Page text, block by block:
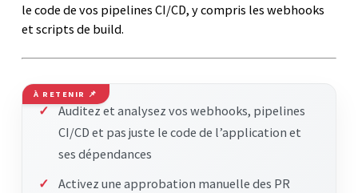
le code de vos pipelines CI/CD, y compris les webhooks
et scripts de build.
À RETENIR 📌
Auditez et analysez vos webhooks, pipelines
CI/CD et pas juste le code de l’application et
ses dépendances
Activez une approbation manuelle des PR